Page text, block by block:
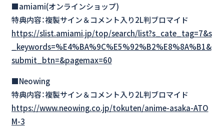
■amiami(オンラインショップ)
特典内容：複製サイン＆コメント入り2L判ブロマイド
https://slist.amiami.jp/top/search/list?s_cate_tag=7&s
_keywords=%E4%BA%9C%E5%92%B2%E8%8A%B1&
submit_btn=&pagemax=60
■Neowing
特典内容：複製サイン＆コメント入り2L判ブロマイド
https://www.neowing.co.jp/tokuten/anime-asaka-ATO
M-3